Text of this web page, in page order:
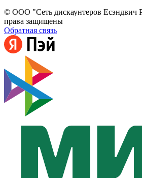
© ООО "Сеть дискаунтеров Есэндвич
права защищены
Обратная связь